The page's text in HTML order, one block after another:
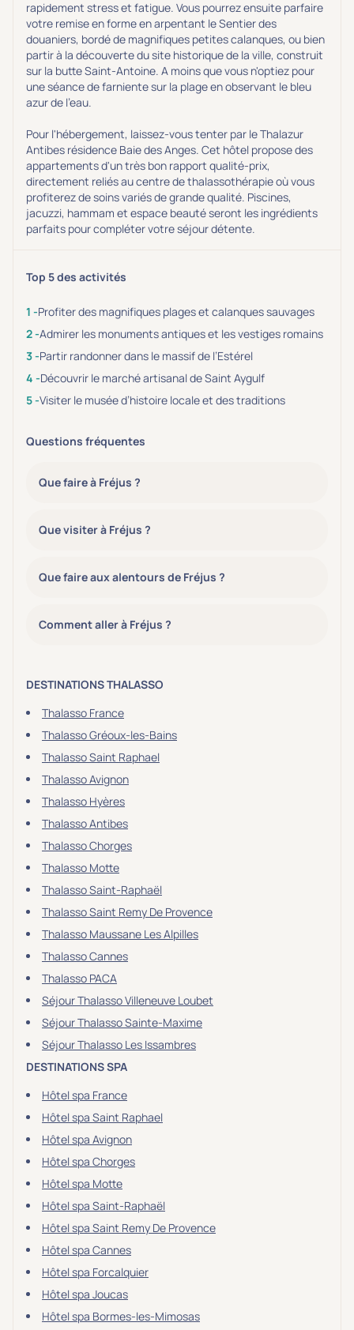
rapidement stress et fatigue. Vous pourrez ensuite parfaire
votre remise en forme en arpentant le Sentier des
douaniers, bordé de magnifiques petites calanques, ou bien
partir à la découverte du site historique de la ville, construit
sur la butte Saint-Antoine. A moins que vous n'optiez pour
une séance de farniente sur la plage en observant le bleu
azur de l'eau.
Pour l'hébergement, laissez-vous tenter par le Thalazur
Antibes résidence Baie des Anges. Cet hôtel propose des
appartements d'un très bon rapport qualité-prix,
directement reliés au centre de thalassothérapie où vous
profiterez de soins variés de grande qualité. Piscines,
jacuzzi, hammam et espace beauté seront les ingrédients
parfaits pour compléter votre séjour détente.
Top 5 des activités
Profiter des magnifiques plages et calanques sauvages
Admirer les monuments antiques et les vestiges romains
Partir randonner dans le massif de l’Estérel
Découvrir le marché artisanal de Saint Aygulf
Visiter le musée d’histoire locale et des traditions
Questions fréquentes
Que faire à Fréjus ?
Que visiter à Fréjus ?
Que faire aux alentours de Fréjus ?
Comment aller à Fréjus ?
DESTINATIONS THALASSO
Thalasso France
Thalasso Gréoux-les-Bains
Thalasso Saint Raphael
Thalasso Avignon
Thalasso Hyères
Thalasso Antibes
Thalasso Chorges
Thalasso Motte
Thalasso Saint-Raphaël
Thalasso Saint Remy De Provence
Thalasso Maussane Les Alpilles
Thalasso Cannes
Thalasso PACA
Séjour Thalasso Villeneuve Loubet
Séjour Thalasso Sainte-Maxime
Séjour Thalasso Les Issambres
DESTINATIONS SPA
Hôtel spa France
Hôtel spa Saint Raphael
Hôtel spa Avignon
Hôtel spa Chorges
Hôtel spa Motte
Hôtel spa Saint-Raphaël
Hôtel spa Saint Remy De Provence
Hôtel spa Cannes
Hôtel spa Forcalquier
Hôtel spa Joucas
Hôtel spa Bormes-les-Mimosas